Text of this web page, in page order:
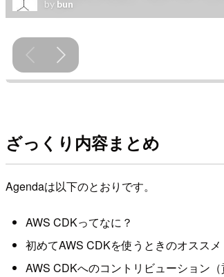
ざっくり内容まとめ
Agendaは以下のとおりです。
AWS CDKってなに？
初めてAWS CDKを使うときのオススメ
AWS CDKへのコントリビューション